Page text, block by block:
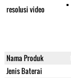
resolusi video
Nama Produk
Jenis Baterai